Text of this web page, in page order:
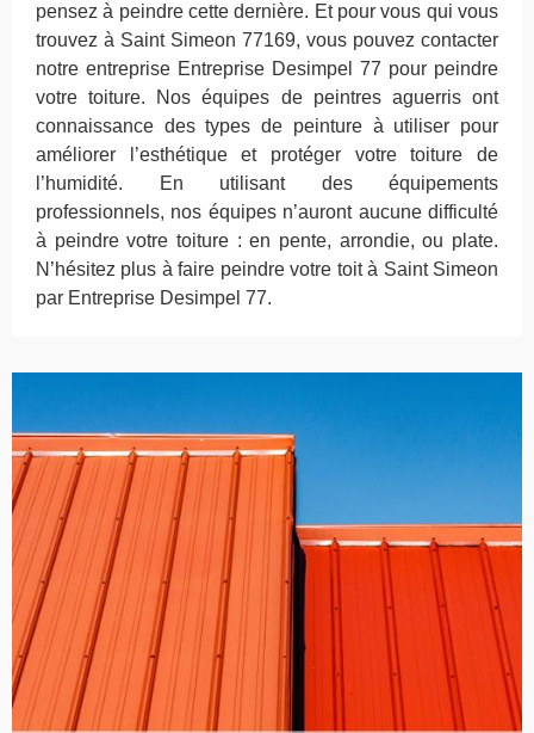
pensez à peindre cette dernière. Et pour vous qui vous
trouvez à Saint Simeon 77169, vous pouvez contacter
notre entreprise Entreprise Desimpel 77 pour peindre
votre toiture. Nos équipes de peintres aguerris ont
connaissance des types de peinture à utiliser pour
améliorer l’esthétique et protéger votre toiture de
l’humidité. En utilisant des équipements
professionnels, nos équipes n’auront aucune difficulté
à peindre votre toiture : en pente, arrondie, ou plate.
N’hésitez plus à faire peindre votre toit à Saint Simeon
par Entreprise Desimpel 77.